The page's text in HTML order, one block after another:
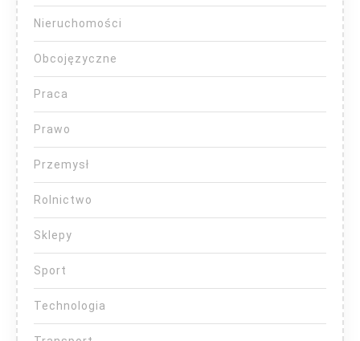
Nieruchomości
Obcojęzyczne
Praca
Prawo
Przemysł
Rolnictwo
Sklepy
Sport
Technologia